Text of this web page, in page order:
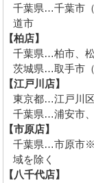
千葉県…千葉市
道市
【柏店】
千葉県…柏市、
茨城県…取手市（
【江戸川店】
東京都…江戸川
千葉県…浦安市、
【市原店】
千葉県…市原市
域を除く
【八千代店】